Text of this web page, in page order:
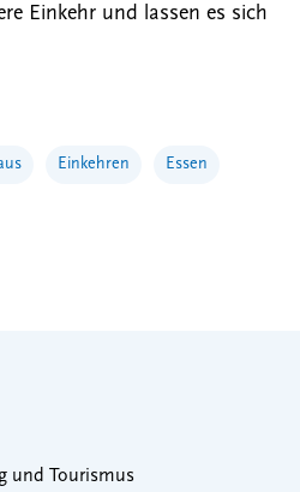
Einkehr und lassen es sich
Einkehren Essen
und Tourismus